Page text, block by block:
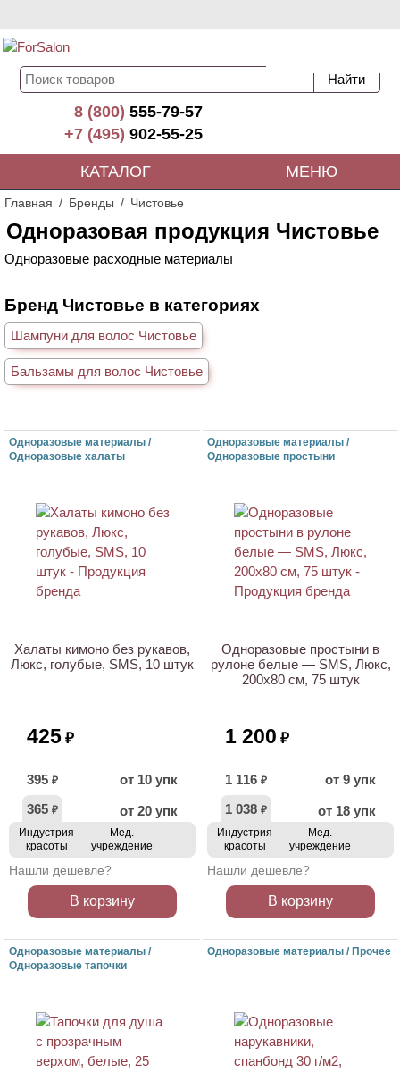
8 (800)555-79-57
+7 (495)902-55-25
КАТАЛОГ МЕНЮ
Главная Бренды Чистовье
Одноразовая продукция Чистовье
Одноразовые расходные материалы
Бренд Чистовье в категориях
Шампуни для волос Чистовье
Бальзамы для волос Чистовье
Одноразовые материалы /
Одноразовые халаты
Халаты кимоно без рукавов,
Люкс, голубые, SMS, 10 штук
425 ₽
395 ₽
от 10 упк
365 ₽ от 20 упк
Индустрия
красоты
Мед.
учреждение
Нашли дешевле?
В корзину
Одноразовые материалы /
Одноразовые простыни
Одноразовые простыни в
рулоне белые — SMS, Люкс,
200х80 см, 75 штук
1 200 ₽
1 116 ₽
от 9 упк
1 038 ₽ от 18 упк
Индустрия
красоты
Мед.
учреждение
Нашли дешевле?
В корзину
Одноразовые материалы /
Одноразовые тапочки
Одноразовые материалы / Прочее